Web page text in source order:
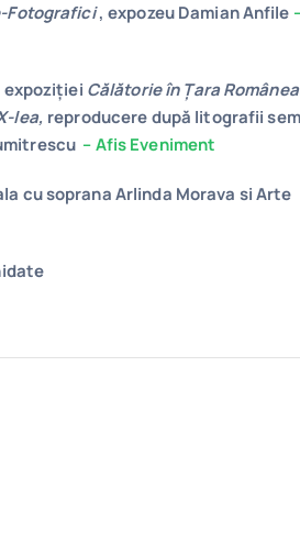
Fotografici, expozeu Damian Anfile
expoziției Călătorie în Țara
lea, reproducere după litografii
– Afis Eveniment
cu soprana Arlinda Morava si Arte